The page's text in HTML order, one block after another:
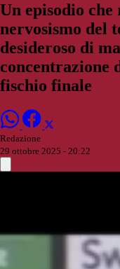
Un episodio che
nervosismo del
desideroso di
concentrazione
fischio finale
Redazione
29 ottobre 2025 - 20:22